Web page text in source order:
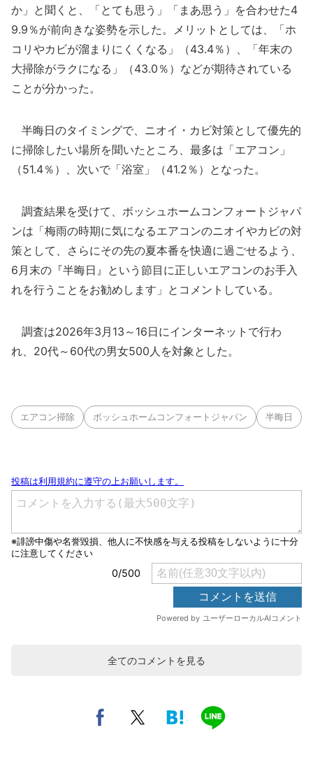
か」と聞くと、「とても思う」「まあ思う」を合わせた4
9.9％が前向きな姿勢を示した。メリットとしては、「ホ
コリやカビが溜まりにくくなる」（43.4％）、「年末の
大掃除がラクになる」（43.0％）などが期待されている
ことが分かった。
半晦日のタイミングで、ニオイ・カビ対策として優先的
に掃除したい場所を聞いたところ、最多は「エアコン」
（51.4％）、次いで「浴室」（41.2％）となった。
調査結果を受けて、ボッシュホームコンフォートジャパ
ンは「梅雨の時期に気になるエアコンのニオイやカビの対
策として、さらにその先の夏本番を快適に過ごせるよう、
6月末の『半晦日』という節目に正しいエアコンのお手入
れを行うことをお勧めします」とコメントしている。
調査は2026年3月13～16日にインターネットで行わ
れ、20代～60代の男女500人を対象とした。
エアコン掃除 ボッシュホームコンフォートジャパン 半晦日
全てのコメントを見る